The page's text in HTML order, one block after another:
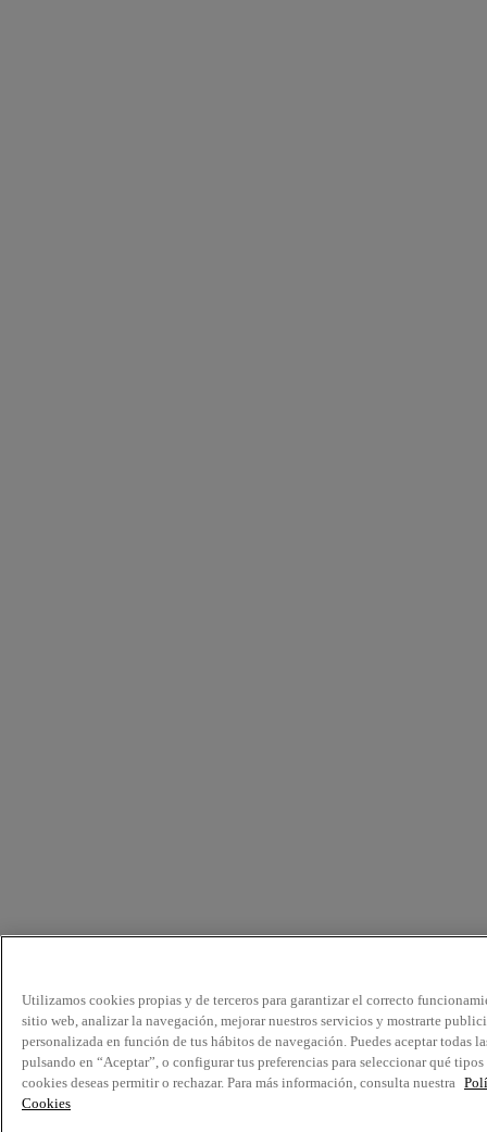
Utilizamos cookies propias y de terceros para garantizar el correcto
sitio web, analizar la navegación, mejorar nuestros servicios y mostrarte
personalizada en función de tus hábitos de navegación. Puedes aceptar todas
pulsando en “Aceptar”, o configurar tus preferencias para seleccionar qué tipos
cookies deseas permitir o rechazar. Para más información, consulta nuestra
Cookies